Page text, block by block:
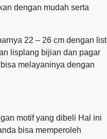
dengan mudah serta
22 – 26 cm dengan list
lisplang bijian dan pagar
melayaninya dengan
motif yang dibeli Hal ini
bisa memperoleh